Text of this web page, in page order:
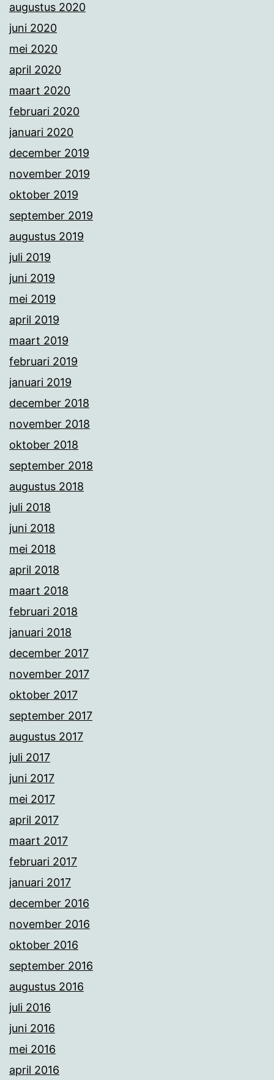
augustus 2020
juni 2020
mei 2020
april 2020
maart 2020
februari 2020
januari 2020
december 2019
november 2019
oktober 2019
september 2019
augustus 2019
juli 2019
juni 2019
mei 2019
april 2019
maart 2019
februari 2019
januari 2019
december 2018
november 2018
oktober 2018
september 2018
augustus 2018
juli 2018
juni 2018
mei 2018
april 2018
maart 2018
februari 2018
januari 2018
december 2017
november 2017
oktober 2017
september 2017
augustus 2017
juli 2017
juni 2017
mei 2017
april 2017
maart 2017
februari 2017
januari 2017
december 2016
november 2016
oktober 2016
september 2016
augustus 2016
juli 2016
juni 2016
mei 2016
april 2016